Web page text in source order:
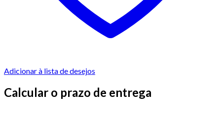
Adicionar à lista de desejos
Calcular o prazo de entrega